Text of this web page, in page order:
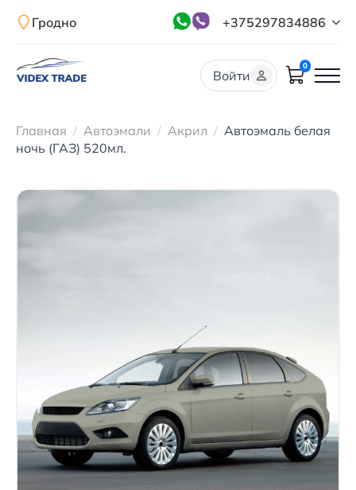
Гродно +375297834886
Войти
0
Главная Автоэмали Акрил
Автоэмаль белая
ночь (ГАЗ) 520мл.